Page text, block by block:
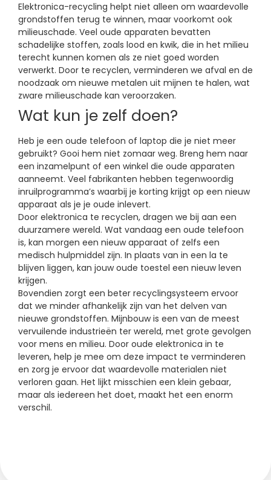
Elektronica-recycling helpt niet alleen om waardevolle
grondstoffen terug te winnen, maar voorkomt ook
milieuschade. Veel oude apparaten bevatten
schadelijke stoffen, zoals lood en kwik, die in het milieu
terecht kunnen komen als ze niet goed worden
verwerkt. Door te recyclen, verminderen we afval en de
noodzaak om nieuwe metalen uit mijnen te halen, wat
zware milieuschade kan veroorzaken.
Wat kun je zelf doen?
Heb je een oude telefoon of laptop die je niet meer
gebruikt? Gooi hem niet zomaar weg. Breng hem naar
een inzamelpunt of een winkel die oude apparaten
aanneemt. Veel fabrikanten hebben tegenwoordig
inruilprogramma’s waarbij je korting krijgt op een nieuw
apparaat als je je oude inlevert.
Door elektronica te recyclen, dragen we bij aan een
duurzamere wereld. Wat vandaag een oude telefoon
is, kan morgen een nieuw apparaat of zelfs een
medisch hulpmiddel zijn. In plaats van in een la te
blijven liggen, kan jouw oude toestel een nieuw leven
krijgen.
Bovendien zorgt een beter recyclingsysteem ervoor
dat we minder afhankelijk zijn van het delven van
nieuwe grondstoffen. Mijnbouw is een van de meest
vervuilende industrieën ter wereld, met grote gevolgen
voor mens en milieu. Door oude elektronica in te
leveren, help je mee om deze impact te verminderen
en zorg je ervoor dat waardevolle materialen niet
verloren gaan. Het lijkt misschien een klein gebaar,
maar als iedereen het doet, maakt het een enorm
verschil.